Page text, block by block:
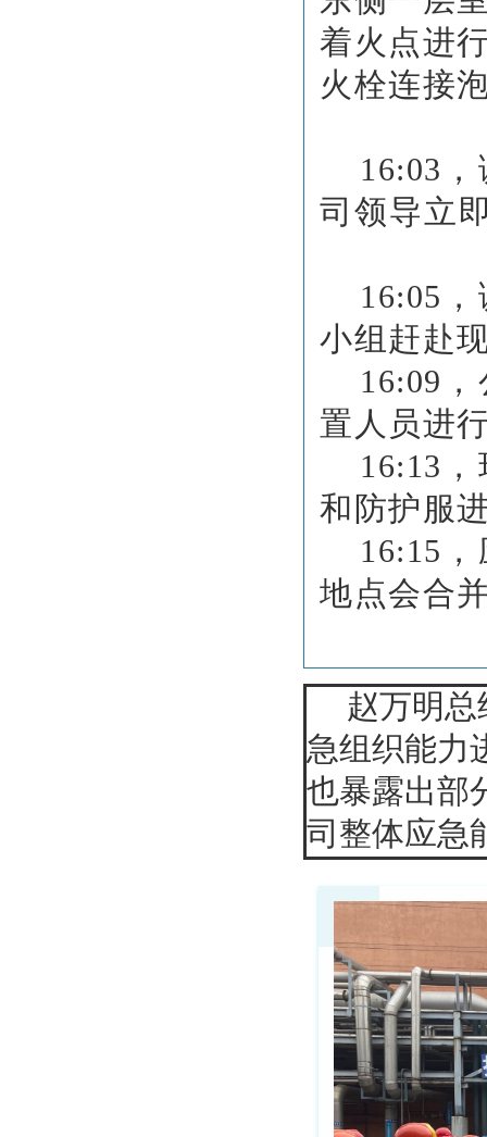
着火点进
火栓连
16:03
司领导
16:05
小组赶赴
16:09
置人员进
16:13
和防护服
16:15
地点会合
赵万明
急组织能力
也暴露出部
司整体应急